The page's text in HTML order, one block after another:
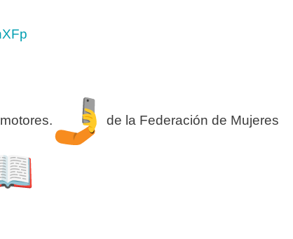
de la Federación de Mujeres